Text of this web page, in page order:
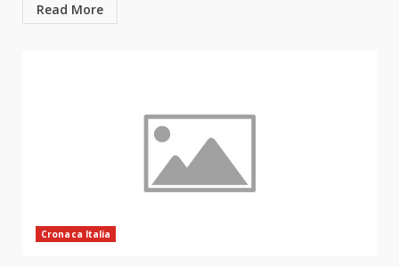
Read More
Cronaca Italia